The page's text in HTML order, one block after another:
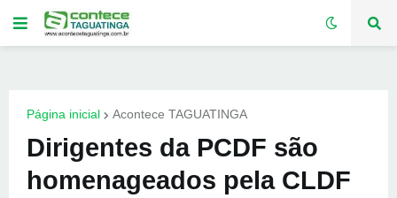
Página inicial Acontece TAGUATINGA
Dirigentes da PCDF são
homenageados pela CLDF